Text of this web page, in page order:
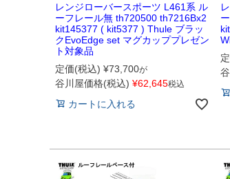
レンジローバースポーツ L461系 ル
ーフレール無 th720500 th7216Bx2
kit145377 ( kit5377 ) Thule ブラッ
クEvoEdge set マグカッププレゼン
ト対象品
定価(税込) ¥73,700が
谷川屋価格(税込) ¥62,645税込
カートに入れる